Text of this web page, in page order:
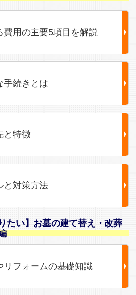
費用の主要5項目を解説
手続きとは
と特徴
と対策方法
たい】お墓の建て替え・改葬
リフォームの基礎知識